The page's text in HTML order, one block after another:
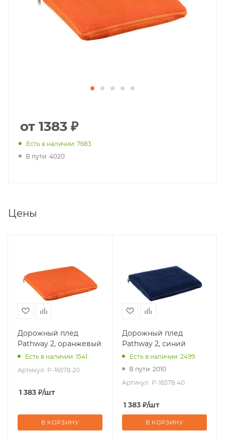
от 1383 ₽
Есть в наличии: 7683
В пути: 4020
Цены
Дорожный плед
Pathway 2, оранжевый
Есть в наличии: 1541
Артикул: P-16578.20
1 383 ₽/шт
В КОРЗИНУ
Дорожный плед
Pathway 2, синий
Есть в наличии: 2499
В пути: 2010
Артикул: P-16578.40
1 383 ₽/шт
В КОРЗИНУ